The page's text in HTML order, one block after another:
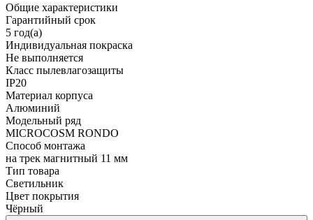
Общие характеристики
Гарантийный срок
5 год(а)
Индивидуальная покраска
Не выполняется
Класс пылевлагозащиты
IP20
Материал корпуса
Алюминий
Модельный ряд
MICROCOSM RONDO
Способ монтажа
на трек магнитный 11 мм
Тип товара
Светильник
Цвет покрытия
Чёрный